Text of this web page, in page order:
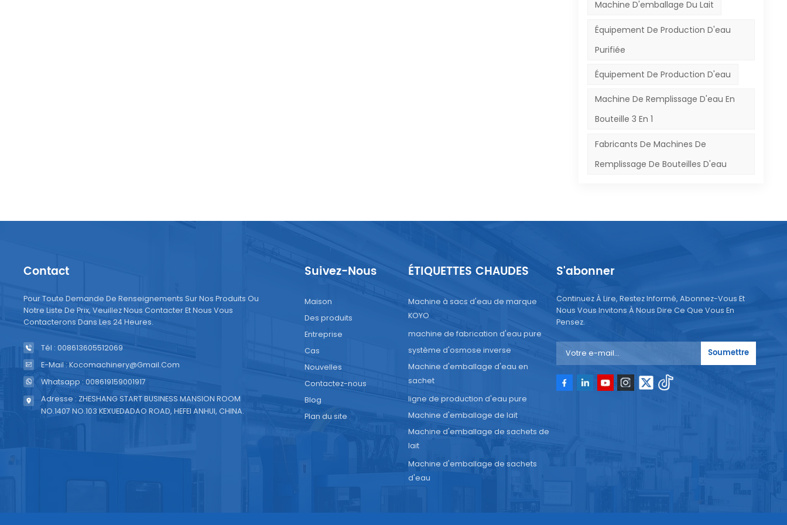
Machine D'emballage Du Lait
Équipement De Production D'eau
Purifiée
Équipement De Production D'eau
Machine De Remplissage D'eau En
Bouteille 3 En 1
Fabricants De Machines De
Remplissage De Bouteilles D'eau
permet à chaque journée chargée d'être protégée par cette
remplissage d'eau purifiée en petits sacs. Vous souhaitez produire
des équipements d'eau en sacs ? N'hésitez pas à nous contacter.
Contact
Pour Toute Demande De Renseignements Sur Nos Produits Ou
Notre Liste De Prix, Veuillez Nous Contacter Et Nous Vous
Contacterons Dans Les 24 Heures.
Tél : 008613605512069
E-Mail : Kocomachinery@gmail.com
Whatsapp : 008619159001917
Adresse : ZHESHANG START BUSINESS MANSION ROOM
NO.1407 NO.103 KEXUEDADAO ROAD, HEFEI ANHUI, CHINA.
Suivez-Nous
Maison
Des produits
Entreprise
Cas
Nouvelles
Contactez-nous
Blog
Plan du site
ÉTIQUETTES CHAUDES
Machine à sacs d'eau de marque
KOYO
machine de fabrication d'eau pure
système d'osmose inverse
Machine d'emballage d'eau en
sachet
ligne de production d'eau pure
Machine d'emballage de lait
Machine d'emballage de sachets de
lait
Machine d'emballage de sachets
d'eau
S'abonner
Continuez À Lire, Restez Informé, Abonnez-Vous Et
Nous Vous Invitons À Nous Dire Ce Que Vous En
Pensez.
Soumettre